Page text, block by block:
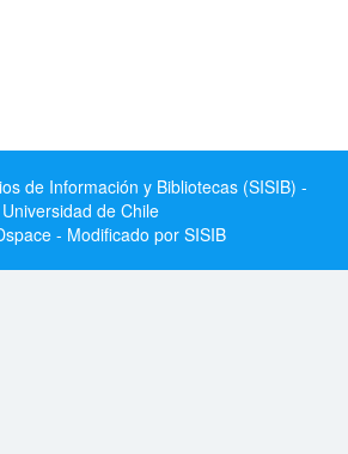
de Información y Bibliotecas (SISIB) -
Universidad de Chile
- Modificado por SISIB